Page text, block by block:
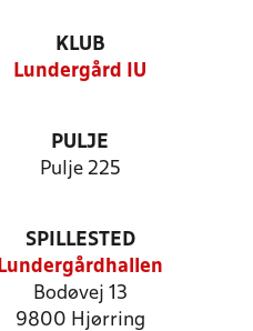
KLUB
Lundergård IU
PULJE
Pulje 225
SPILLESTED
Lundergårdhallen
Bodøvej 13
9800 Hjørring